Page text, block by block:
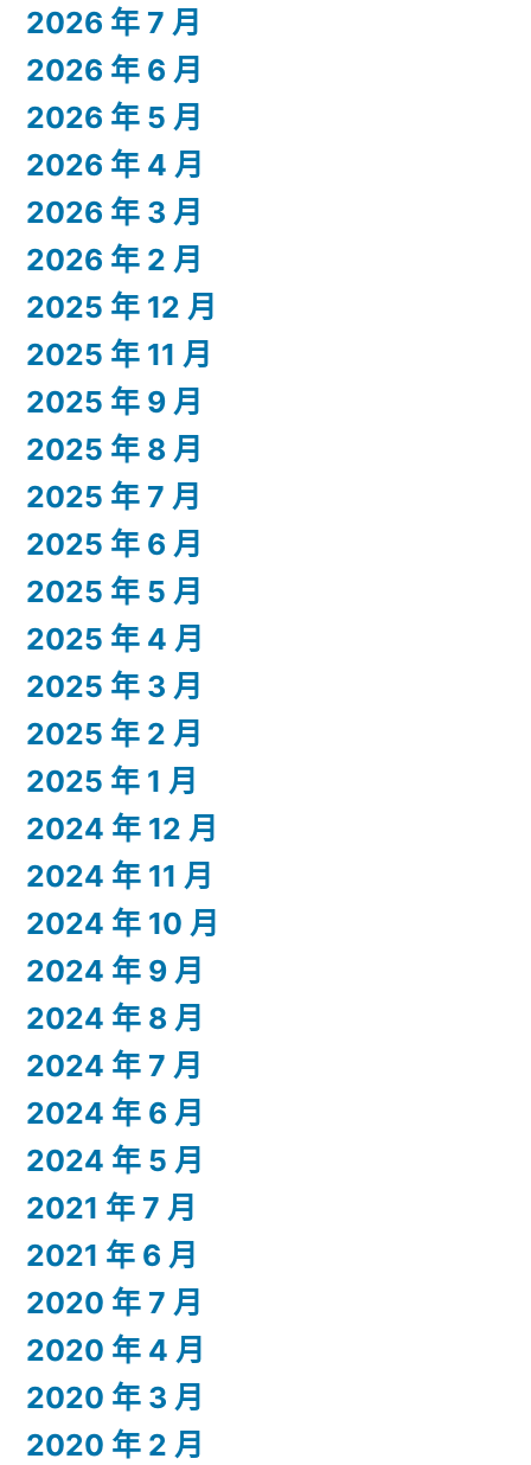
2026 年 7 月
2026 年 6 月
2026 年 5 月
2026 年 4 月
2026 年 3 月
2026 年 2 月
2025 年 12 月
2025 年 11 月
2025 年 9 月
2025 年 8 月
2025 年 7 月
2025 年 6 月
2025 年 5 月
2025 年 4 月
2025 年 3 月
2025 年 2 月
2025 年 1 月
2024 年 12 月
2024 年 11 月
2024 年 10 月
2024 年 9 月
2024 年 8 月
2024 年 7 月
2024 年 6 月
2024 年 5 月
2021 年 7 月
2021 年 6 月
2020 年 7 月
2020 年 4 月
2020 年 3 月
2020 年 2 月